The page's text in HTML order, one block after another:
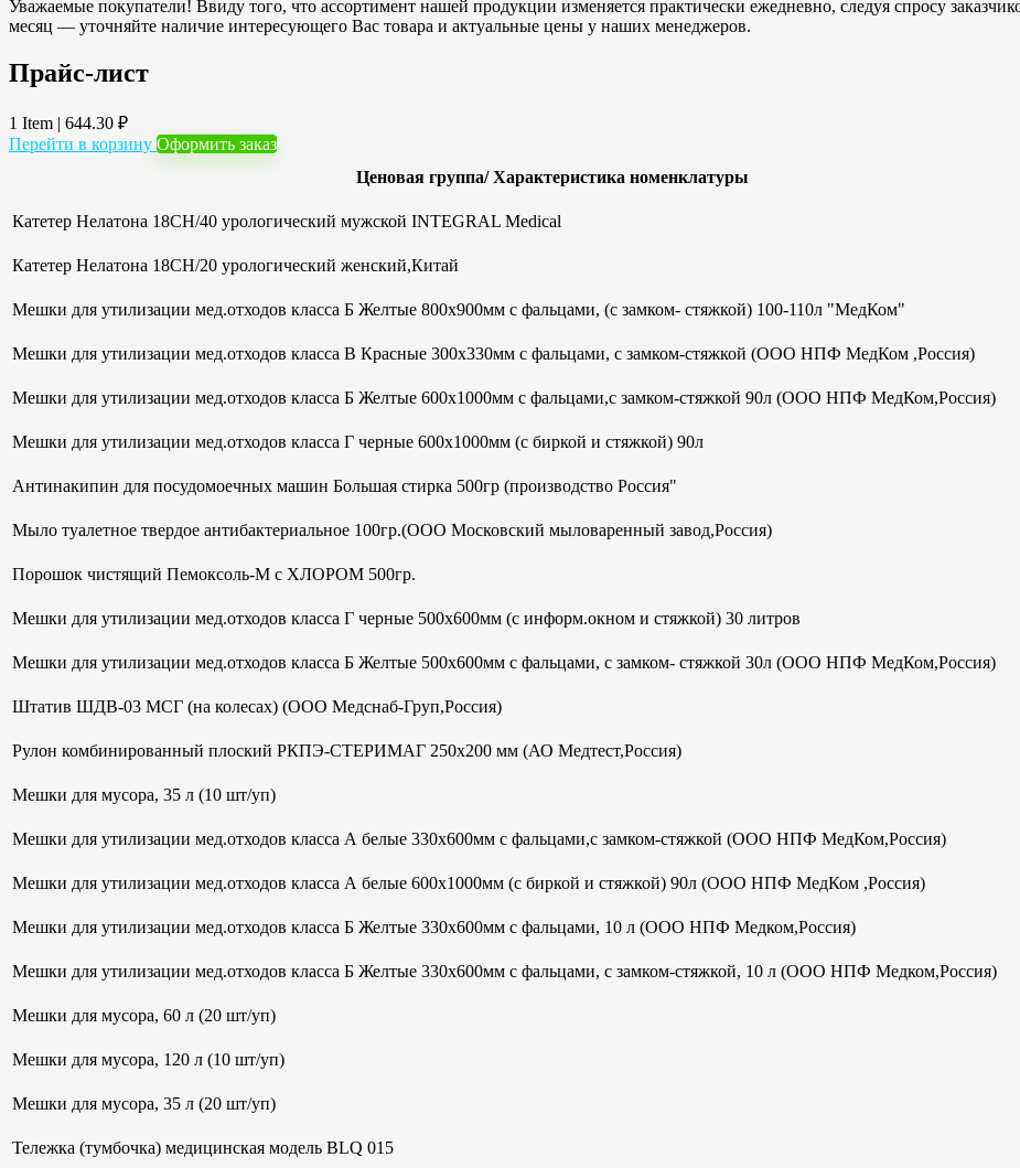
Уважаемые покупатели! Ввиду того, что ассортимент нашей продукции изменяется практически ежедневно, следуя спросу
месяц — уточняйте наличие интересующего Вас товара и актуальные цены у наших менеджеров.
Прайс-лист
1 Item | 644.30 ₽
Перейти в корзину Оформить заказ
Ценовая группа/ Характеристика номенклатуры
Катетер Нелатона 18CH/40 урологический мужской INTEGRAL Medical
Катетер Нелатона 18CH/20 урологический женский,Китай
Мешки для утилизации мед.отходов класса Б Желтые 800х900мм с фальцами, (с замком- стяжкой) 100-110л "МедКом"
Мешки для утилизации мед.отходов класса В Красные 300х330мм с фальцами, с замком-стяжкой (ООО НПФ МедКом ,Россия)
Мешки для утилизации мед.отходов класса Б Желтые 600х1000мм с фальцами,с замком-стяжкой 90л (ООО НПФ МедКом,Россия)
Мешки для утилизации мед.отходов класса Г черные 600х1000мм (с биркой и стяжкой) 90л
Антинакипин для посудомоечных машин Большая стирка 500гр (производство Россия"
Мыло туалетное твердое антибактериальное 100гр.(ООО Московский мыловаренный завод,Россия)
Порошок чистящий Пемоксоль-М с ХЛОРОМ 500гр.
Мешки для утилизации мед.отходов класса Г черные 500х600мм (с информ.окном и стяжкой) 30 литров
Мешки для утилизации мед.отходов класса Б Желтые 500х600мм с фальцами, с замком- стяжкой 30л (ООО НПФ МедКом,Россия)
Штатив ШДВ-03 МСГ (на колесах) (ООО Медснаб-Груп,Россия)
Рулон комбинированный плоский РКПЭ-СТЕРИМАГ 250х200 мм (АО Медтест,Россия)
Мешки для мусора, 35 л (10 шт/уп)
Мешки для утилизации мед.отходов класса А белые 330х600мм с фальцами,с замком-стяжкой (ООО НПФ МедКом,Россия)
Мешки для утилизации мед.отходов класса А белые 600х1000мм (с биркой и стяжкой) 90л (ООО НПФ МедКом ,Россия)
Мешки для утилизации мед.отходов класса Б Желтые 330х600мм с фальцами, 10 л (ООО НПФ Медком,Россия)
Мешки для утилизации мед.отходов класса Б Желтые 330х600мм с фальцами, с замком-стяжкой, 10 л (ООО НПФ Медком,Россия)
Мешки для мусора, 60 л (20 шт/уп)
Мешки для мусора, 120 л (10 шт/уп)
Мешки для мусора, 35 л (20 шт/уп)
Тележка (тумбочка) медицинская модель BLQ 015